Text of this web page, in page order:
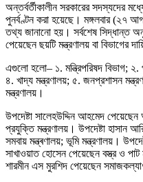
অন্তর্বর্তীকালীন সরকারের সদস্যদের
পুনর্বণ্টন করা হয়েছে। মঙ্গলবার (২৭
তথ্য জানানো হয়। সর্বশেষ সিদ্ধান্ত
পেয়েছেন ছয়টি মন্ত্রণালয় বা বিভাগের
এগুলো হলো– ১. মন্ত্রিপরিষদ বিভাগ; ২.
৪. খাদ্য মন্ত্রণালয়; ৫. জনপ্রশাসন
মন্ত্রণালয়।
উপদেষ্টা সালেহউদ্দিন আহমেদ পেয়েছেন
প্রযুক্তি মন্ত্রণালয়। উপদেষ্টা হাসান
সমবায় মন্ত্ৰণালয়; ভূমি মন্ত্রণালয়।
সাখাওয়াত হোসেন পেয়েছেন বস্ত্র ও পাট
শারমীন এস মুরশিদ পেয়েছেন